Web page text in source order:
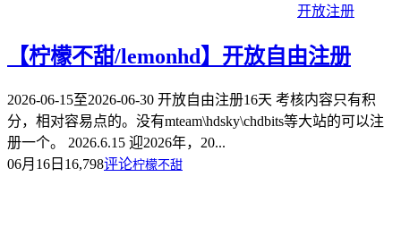
开放注册
【柠檬不甜/lemonhd】开放自由注册
2026-06-15至2026-06-30 开放自由注册16天 考核内容只有积
分，相对容易点的。没有mteam\hdsky\chdbits等大站的可以注
册一个。 2026.6.15 迎2026年，20...
06月16日 16,798评论柠檬不甜